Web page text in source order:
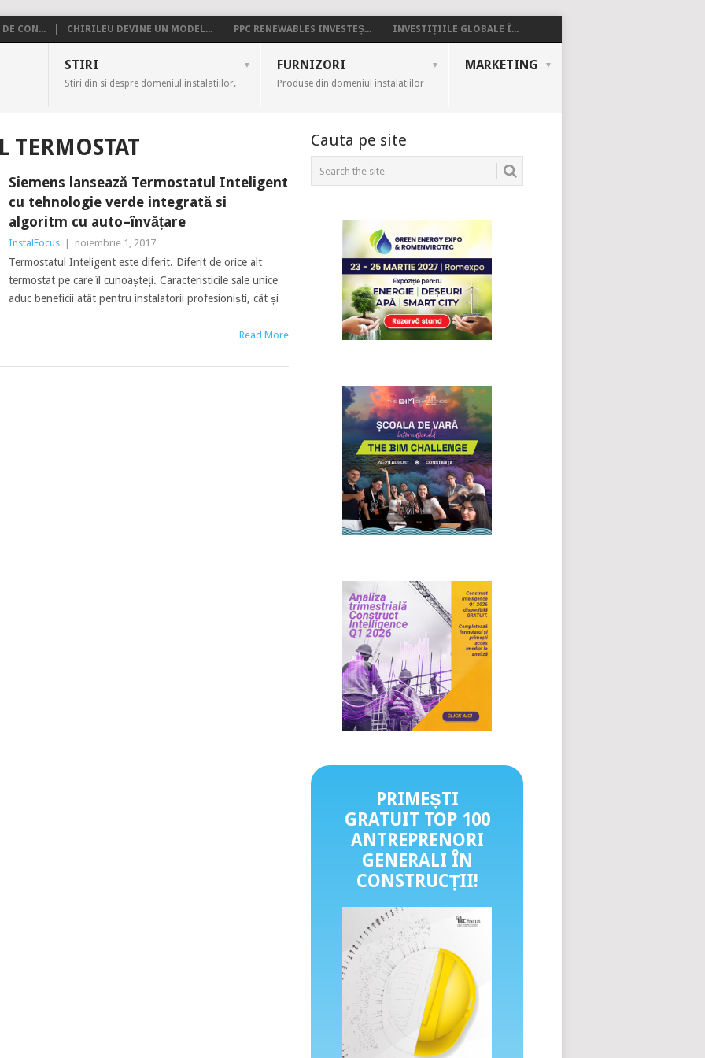
CON... CHIRILEU DEVINE UN MODEL... PPC RENEWABLES INVESTEȘ... INVESTIȚIILE GLOBALE Î...
STIRI
Stiri din si despre domeniul instalatiilor.
FURNIZORI
Produse din domeniul instalatiilor
MARKETING
TERMOSTAT
Siemens lansează Termostatul Inteligent
cu tehnologie verde integrată si
algoritm cu auto–învățare
InstalFocus noiembrie 1, 2017
Termostatul Inteligent este diferit. Diferit de orice alt
termostat pe care îl cunoașteți. Caracteristicile sale unice
aduc beneficii atât pentru instalatorii profesioniști, cât și
Read More
Cauta pe site
PRIMEȘTI
GRATUIT TOP 100
ANTREPRENORI
GENERALI ÎN
CONSTRUCȚII!